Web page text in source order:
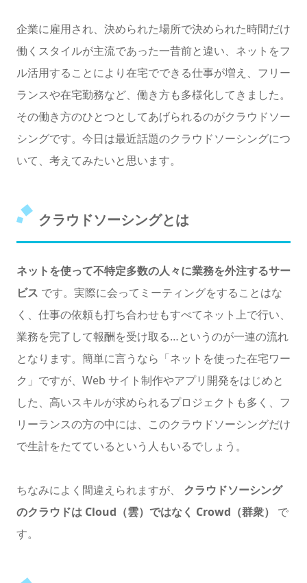
企業に雇用され、決められた場所で決められた時間だけ
働くスタイルが主流であった一昔前と違い、ネットをフ
ル活用することにより在宅でできる仕事が増え、フリー
ランスや在宅勤務など、働き方も多様化してきました。
その働き方のひとつとしてあげられるのがクラウドソー
シングです。今日は最近話題のクラウドソーシングにつ
いて、考えてみたいと思います。
クラウドソーシングとは
ネットを使って不特定多数の人々に業務を外注するサー
ビス です。実際に会ってミーティングをすることはな
く、仕事の依頼も打ち合わせもすべてネット上で行い、
業務を完了して報酬を受け取る…というのが一連の流れ
となります。簡単に言うなら「ネットを使った在宅ワー
ク」ですが、Web サイト制作やアプリ開発をはじめと
した、高いスキルが求められるプロジェクトも多く、フ
リーランスの方の中には、このクラウドソーシングだけ
で生計をたてているという人もいるでしょう。
ちなみによく間違えられますが、 クラウドソーシング
のクラウドは Cloud（雲）ではなく Crowd（群衆）
で
す。